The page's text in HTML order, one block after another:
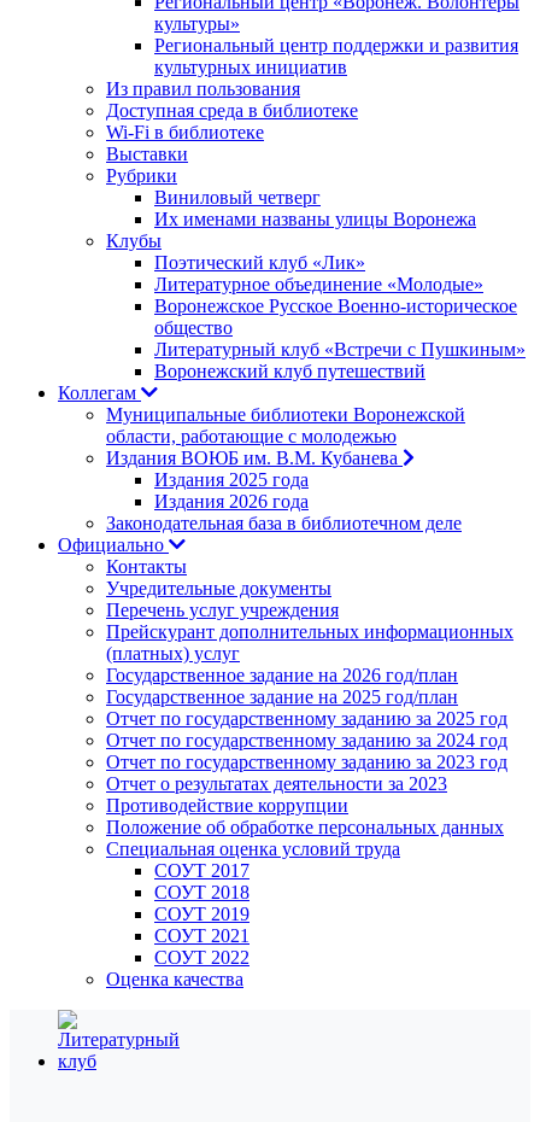
культуры»
Региональный центр поддержки и развития
культурных инициатив
Из правил пользования
Доступная среда в библиотеке
Wi-Fi в библиотеке
Выставки
Рубрики
Виниловый четверг
Их именами названы улицы Воронежа
Клубы
Поэтический клуб «Лик»
Литературное объединение «Молодые»
Воронежское Русское Военно-историческое
общество
Литературный клуб «Встречи с Пушкиным»
Воронежский клуб путешествий
Коллегам
Муниципальные библиотеки Воронежской
области, работающие с молодежью
Издания ВОЮБ им. В.М. Кубанева
Издания 2025 года
Издания 2026 года
Законодательная база в библиотечном деле
Официально
Контакты
Учредительные документы
Перечень услуг учреждения
Прейскурант дополнительных информационных
(платных) услуг
Государственное задание на 2026 год/план
Государственное задание на 2025 год/план
Отчет по государственному заданию за 2025 год
Отчет по государственному заданию за 2024 год
Отчет по государственному заданию за 2023 год
Отчет о результатах деятельности за 2023
Противодействие коррупции
Положение об обработке персональных данных
Специальная оценка условий труда
СОУТ 2017
СОУТ 2018
СОУТ 2019
СОУТ 2021
СОУТ 2022
Оценка качества